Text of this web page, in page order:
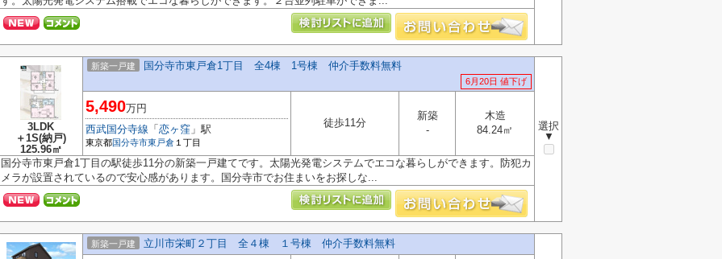
3LDK
＋1S(納戸)
125.96㎡
新築一戸建 国分寺市東戸倉1丁目 全4棟 1号棟 仲介手数料無料
6月20日 値下げ
選択
▼
5,490万円
西武国分寺線 「 恋ヶ窪 」駅
東京都国分寺市東戸倉 １丁目
徒歩11分
新築
-
木造
84.24㎡
国分寺市東戸倉1丁目の駅徒歩11分の新築一戸建てです。太陽光発電システムでエコな暮らしができます。防犯カ
メラが設置されているので安心感があります。国分寺市でお住まいをお探しな...
新築一戸建 立川市栄町２丁目 全４棟 １号棟 仲介手数料無料